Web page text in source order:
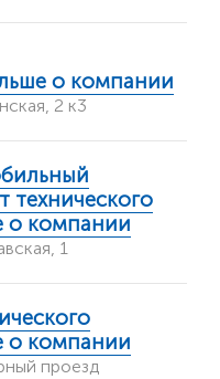
о компании
2 к3
технического
о компании
1
о компании
проезд